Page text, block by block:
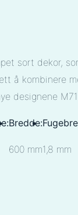
sort dekor,
å kombinere
designene
Bredde:
600 mm1,8 mm